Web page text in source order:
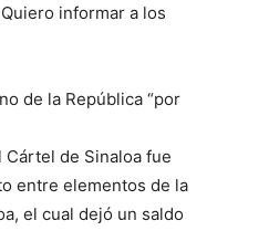
informar a los
de la República “por
de Sinaloa fue
entre elementos de la
el cual dejó un saldo